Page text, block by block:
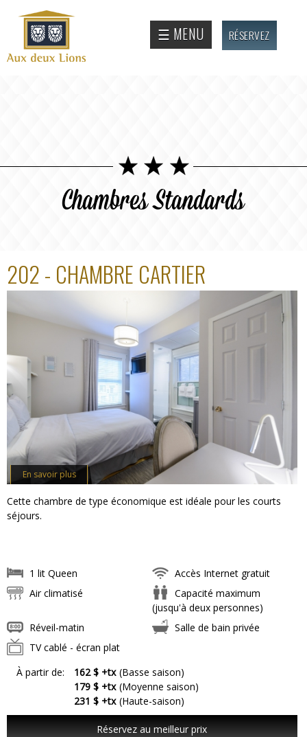
Site
officiel
de
☰ MENU RÉSERVEZ
Chambres Standards
202 - CHAMBRE CARTIER
En savoir plus
Cette chambre de type économique est idéale pour les courts
séjours.
1 lit Queen
Accès Internet gratuit
Air climatisé
Capacité maximum
(jusqu'à deux personnes)
Réveil-matin
Salle de bain privée
TV cablé - écran plat
À partir de:
162 $ +tx (Basse saison)
179 $ +tx (Moyenne saison)
231 $ +tx (Haute-saison)
Réservez au meilleur prix